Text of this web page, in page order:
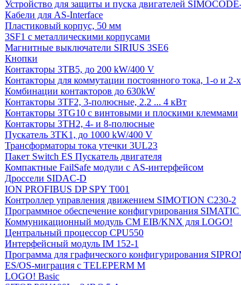
Устройство для защиты и пуска двигателей
Кабели для AS-Interface
Пластиковый корпус, 50 мм
3SF1 с металлическими корпусами
Магнитные выключатели SIRIUS 3SE6
Кнопки
Контакторы 3TB5, до 200 kW/400 V
Контакторы для коммутации постоянного тока, 1-о и
Комбинации контакторов до 630kW
Контакторы 3TF2, 3-полюсные, 2.2 ... 4 кВт
Контакторы 3TG10 c винтовыми и плоскими клеммами
Контакторы 3TH2, 4- и 8-полюсные
Пускатель 3TK1, до 1000 kW/400 V
Трансформаторы тока утечки 3UL23
Пакет Switch ES Пускатель двигателя
Компактные FailSafe модули с AS-интерфейсом
Дроссели SIDAC-D
ION PROFIBUS DP SPY T001
Контроллер управления движением SIMOTION C230-2
Программное обеспечение конфигурирования
Коммуникационный модуль CM EIB/KNX для LOGO!
Центральный процессор CPU550
Интерфейсный модуль IM 152-1
Программа для графического конфигурирования
ES/OS-миграция с TELEPERM M
LOGO! Basic